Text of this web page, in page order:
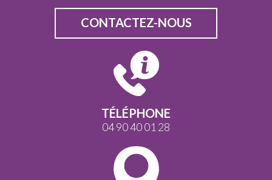
CONTACTEZ-NOUS
TÉLÉPHONE
04 90 40 01 28